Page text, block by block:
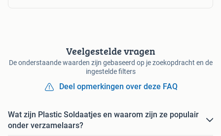
Veelgestelde vragen
De onderstaande waarden zijn gebaseerd op je zoekopdracht en de
ingestelde filters
Deel opmerkingen over deze FAQ
Wat zijn Plastic Soldaatjes en waarom zijn ze populair
onder verzamelaars?